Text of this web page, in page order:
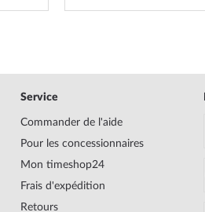
Service
Commander de l'aide
Pour les concessionnaires
Mon timeshop24
Frais d'expédition
Retours